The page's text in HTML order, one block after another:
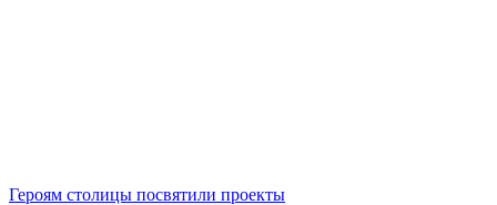
Героям столицы посвятили проекты